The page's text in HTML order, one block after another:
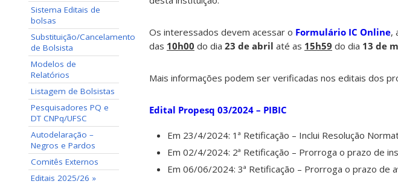
Sistema Editais de
bolsas
Substituição/Cancelamento
de Bolsista
Modelos de
Relatórios
Listagem de Bolsistas
Pesquisadores PQ e
DT CNPq/UFSC
Autodelaração –
Negros e Pardos
Comitês Externos
Editais 2025/26 »
Os interessados devem acessar o Formulário IC Online,
das 10h00 do dia 23 de abril até as 15h59 do dia 13 de
Mais informações podem ser verificadas nos editais dos
Edital Propesq 03/2024 – PIBIC
Em 23/4/2024: 1ª Retificação – Inclui Resolução
Em 02/4/2024: 2ª Retificação – Prorroga o prazo de
Em 06/06/2024: 3ª Retificação – Prorroga o prazo de